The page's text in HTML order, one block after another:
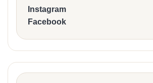
Instagram
Facebook